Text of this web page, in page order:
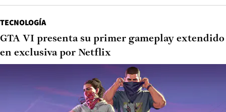
TECNOLOGÍA
GTA VI presenta su primer gameplay extendido
en exclusiva por Netflix